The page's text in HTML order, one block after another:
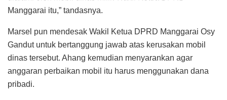
Manggarai itu,” tandasnya.
Marsel pun mendesak Wakil Ketua DPRD Manggarai Osy
Gandut untuk bertanggung jawab atas kerusakan mobil
dinas tersebut. Ahang kemudian menyarankan agar
anggaran perbaikan mobil itu harus menggunakan dana
pribadi.